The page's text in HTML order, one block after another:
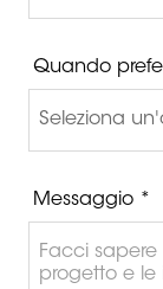
Quando
Messaggio *